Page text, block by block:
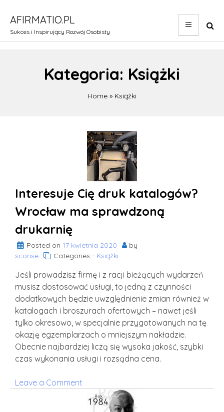
content
AFIRMATIO.PL
Sukces i Inspirujący Rozwój Osobisty
Kategoria: Książki
Home » Książki
Interesuje Cię druk katalogów?
Wrocław ma sprawdzoną
drukarnię
Posted on 17 kwietnia 2020
by
scorise
Categories - Książki
Jeśli prowadzisz firmę i z racji bieżących wydarzeń
musisz dostosować usługi, to jedną z czynności
dodatkowych będzie uwzględnienie zmian również w
katalogach i broszurach ofertowych – nawet jeśli
tylko okresowo, w specjalnie przygotowanych na tę
okazję egzemplarzach o mniejszym nakładzie.
Obecnie najbardziej liczą się wysoka jakość, szybki
czas wykonania usługi i rozsądna cena.
Leave a Comment
Interesuje
Cię
Stronicowanie